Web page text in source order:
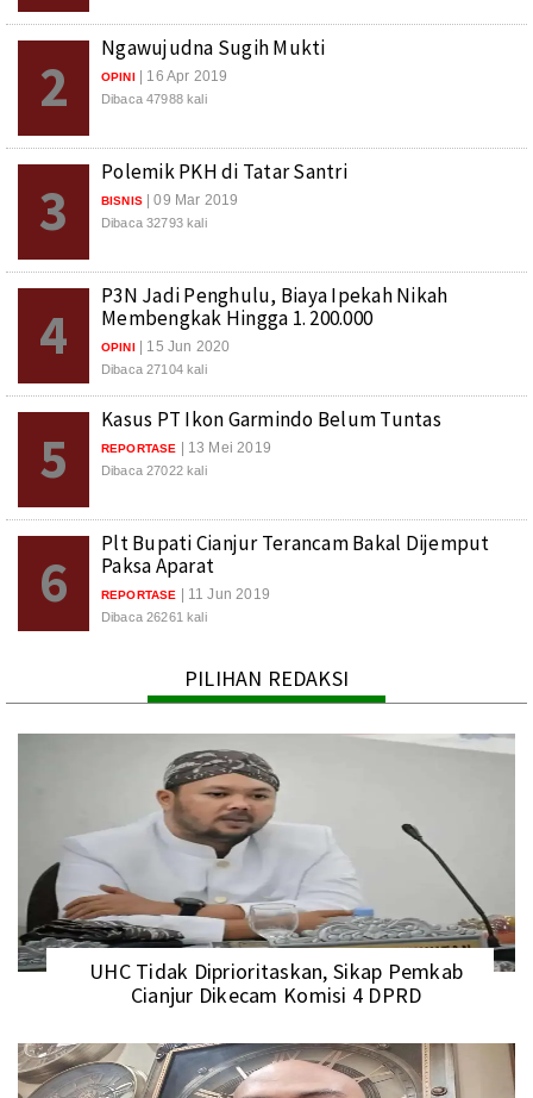
2
Ngawujudna Sugih Mukti
OPINI | 16 Apr 2019
Dibaca 47988 kali
3
Polemik PKH di Tatar Santri
BISNIS | 09 Mar 2019
Dibaca 32793 kali
4
P3N Jadi Penghulu, Biaya Ipekah Nikah
Membengkak Hingga 1. 200.000
OPINI | 15 Jun 2020
Dibaca 27104 kali
5
Kasus PT Ikon Garmindo Belum Tuntas
REPORTASE | 13 Mei 2019
Dibaca 27022 kali
6
Plt Bupati Cianjur Terancam Bakal Dijemput
Paksa Aparat
REPORTASE | 11 Jun 2019
Dibaca 26261 kali
PILIHAN REDAKSI
UHC Tidak Diprioritaskan, Sikap Pemkab
Cianjur Dikecam Komisi 4 DPRD